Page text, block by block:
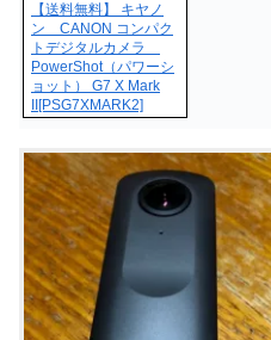
【送料無料】 キヤノ
ン CANON コンパク
トデジタルカメラ
PowerShot（パワーシ
ョット） G7 X Mark
II[PSG7XMARK2]